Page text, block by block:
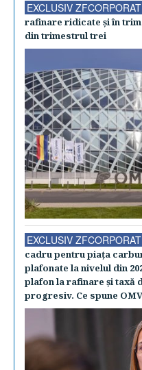
EXCLUSIV
rafinare ridicate şi în
din trimestrul trei
EXCLUSIV
cadru pentru piaţa
plafonate la nivelul din
plafon la rafinare şi taxă
progresiv. Ce spune